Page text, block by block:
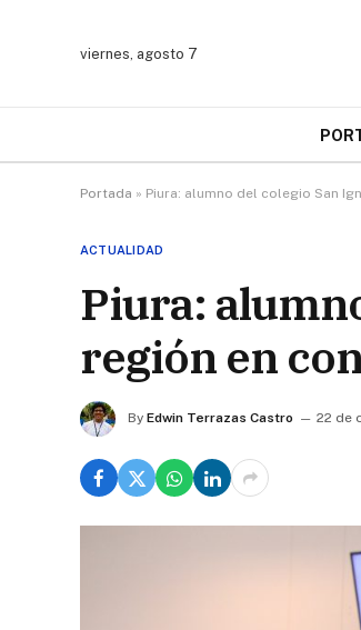
viernes, agosto 7
Portada » Piura: alumno del colegio San
ACTUALIDAD
Piura:
región en
By Edwin Terrazas Castro 22 de